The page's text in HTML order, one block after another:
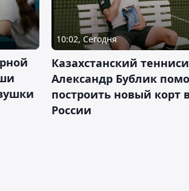
10:02, Сегодня
Казахстанский
Александр Бублик
построить новый корт
России